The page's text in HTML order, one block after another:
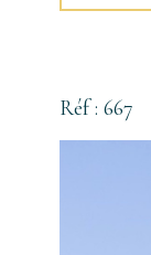
Réf : 667